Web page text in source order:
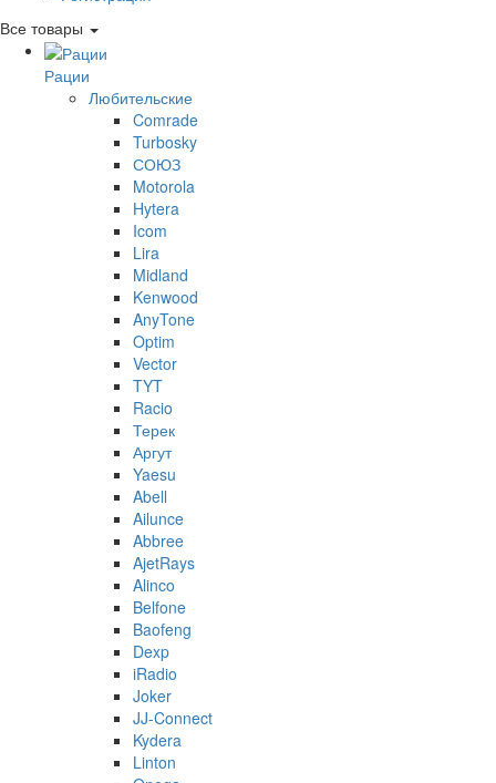
Все товары
Рации
Любительские
Comrade
Turbosky
СОЮЗ
Motorola
Hytera
Icom
Lira
Midland
Kenwood
AnyTone
Optim
Vector
TYT
Racio
Терек
Аргут
Yaesu
Abell
Ailunce
Abbree
AjetRays
Alinco
Belfone
Baofeng
Dexp
iRadio
Joker
JJ-Connect
Kydera
Linton